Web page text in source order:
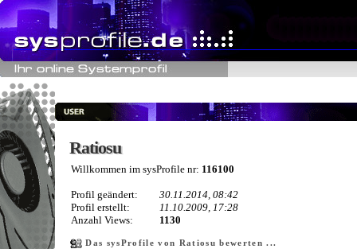
Ratiosu
Ratiosu
Willkommen im sysProfile nr: 116100
Profil geändert:
30.11.2014, 08:42
Profil erstellt:
11.10.2009, 17:28
Anzahl Views:
1130
Das sysProfile von Ratiosu bewerten ...